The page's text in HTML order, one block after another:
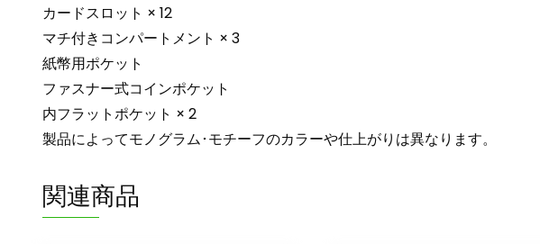
カードスロット × 12
マチ付きコンパートメント × 3
紙幣用ポケット
ファスナー式コインポケット
内フラットポケット × 2
製品によってモノグラム･モチーフのカラーや仕上がりは異なります。
関連商品